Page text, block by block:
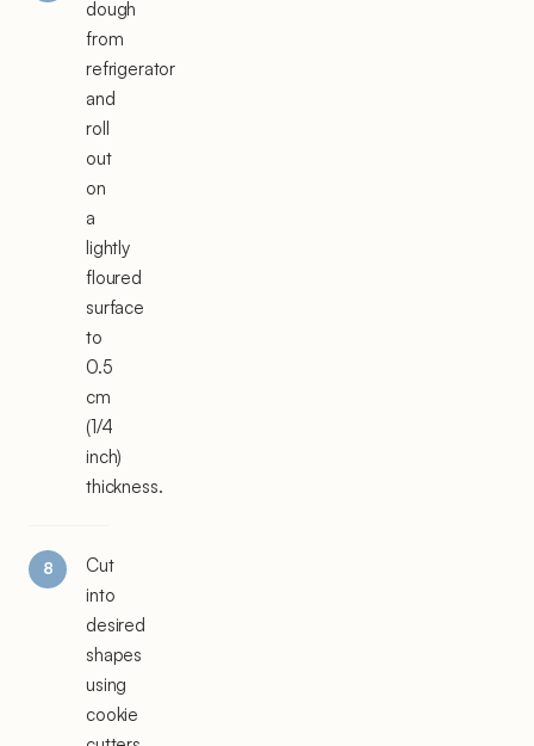
dough
from
refrigerator
and
roll
out
on
a
lightly
floured
surface
to
0.5
cm
(1/4
inch)
thickness.
Cut
into
desired
shapes
using
cookie